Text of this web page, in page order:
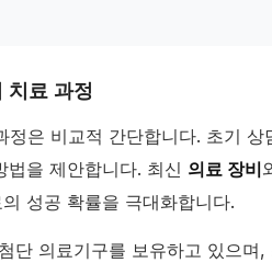
치료 과정
정은 비교적 간단합니다. 초기
을 제안합니다. 최신 의료 장비
성공 확률을 극대화합니다.
단 의료기구를 보유하고 있으며